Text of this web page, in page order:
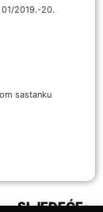
2019.-20.
sastanku
SLJEDEĆE